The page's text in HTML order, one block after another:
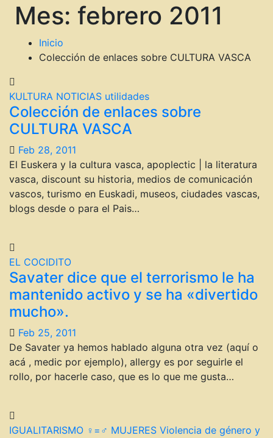
Mes: febrero 2011
Inicio
Colección de enlaces sobre CULTURA VASCA
KULTURA NOTICIAS utilidades
Colección de enlaces sobre
CULTURA VASCA
Feb 28, 2011
El Euskera y la cultura vasca, apoplectic | la literatura
vasca, discount su historia, medios de comunicación
vascos, turismo en Euskadi, museos, ciudades vascas,
blogs desde o para el Pais…
EL COCIDITO
Savater dice que el terrorismo le ha
mantenido activo y se ha «divertido
mucho».
Feb 25, 2011
De Savater ya hemos hablado alguna otra vez (aquí o
acá , medic por ejemplo), allergy es por seguirle el
rollo, por hacerle caso, que es lo que me gusta…
IGUALITARISMO ♀=♂ MUJERES Violencia de género y